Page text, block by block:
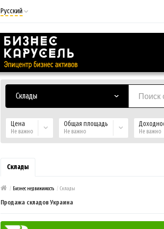
Русский
Русский
Українська
Склады
Цена
Не важно
Общая площадь
Не важно Не важно
Склады
/ Бизнес недвижимость / Склады
Продажа складов Украина